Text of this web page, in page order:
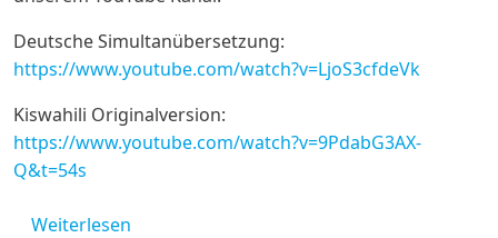
Deutsche Simultanübersetzung:
https://www.youtube.com/watch?v=LjoS3cfdeVk
Kiswahili Originalversion:
https://www.youtube.com/watch?v=9PdabG3AX-
Q&t=54s
Weiterlesen